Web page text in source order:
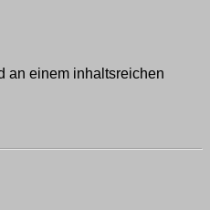
an einem inhaltsreichen